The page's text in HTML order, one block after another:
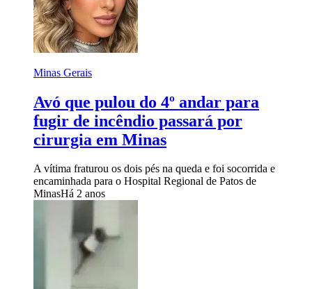
Minas Gerais
Avó que pulou do 4º andar para
fugir de incêndio passará por
cirurgia em Minas
A vítima fraturou os dois pés na queda e foi socorrida e
encaminhada para o Hospital Regional de Patos de
MinasHá 2 anos